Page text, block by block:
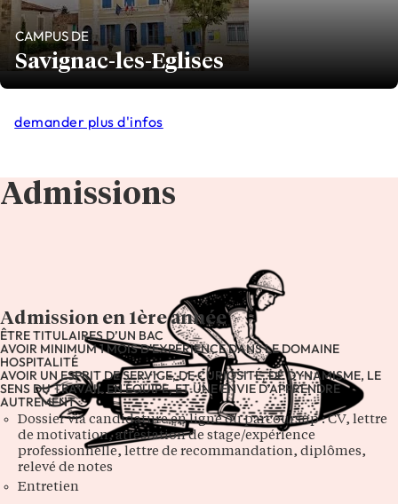
CAMPUS DE
Savignac-les-Eglises
demander plus d'infos
Admissions
Admission en 1ère année
ÊTRE TITULAIRES D’UN BAC
AVOIR MINIMUM 1 MOIS D'EXPÉRIENCE DANS LE DOMAINE
HOSPITALITÉ
AVOIR UN ESPRIT DE SERVICE, DE CURIOSITÉ, DE DYNAMISME, LE
SENS DU TRAVAIL EN ÉQUIPE, ET UNE ENVIE D’APPRENDRE
AUTREMENT
Dossier via candidature en ligne ou parcoursup : CV, lettre
de motivation, attestation de stage/expérience
professionnelle, lettre de recommandation, diplômes,
relevé de notes
Entretien